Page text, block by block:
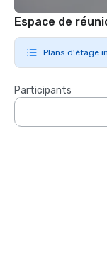
Espace de
Plans d'étage
Participants